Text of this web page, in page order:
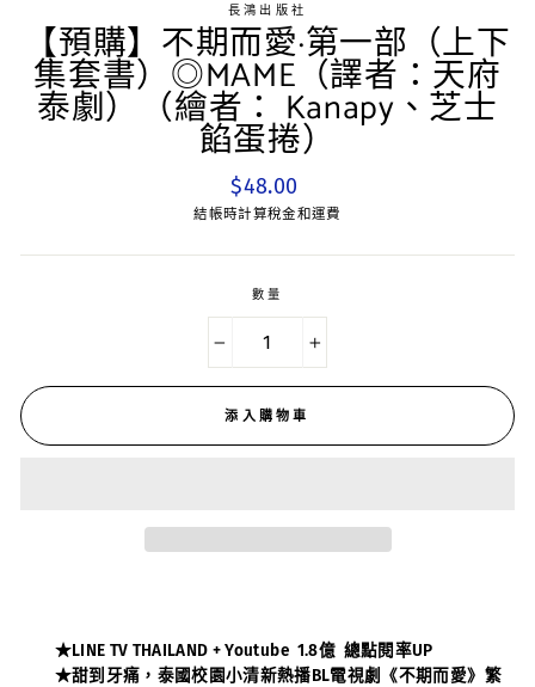
長鴻出版社
【預購】不期而愛·第一部（上下
集套書）◎MAME（譯者：天府
泰劇）（繪者： Kanapy、芝士
餡蛋捲）
平
常
$48.00
結帳時計算稅金和運費
數量
添入購物車
★LINE TV THAILAND + Youtube 1.8億 總點閱率UP
★甜到牙痛，泰國校園小清新熱播BL電視劇《不期而愛》繁